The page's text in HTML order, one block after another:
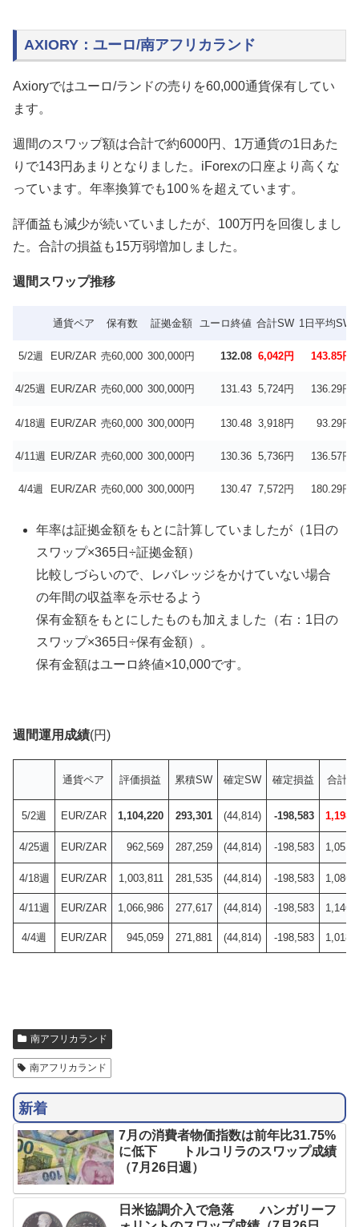
AXIORY：ユーロ/南アフリカランド
Axioryではユーロ/ランドの売りを60,000通貨保有してい
ます。
週間のスワップ額は合計で約6000円、1万通貨の1日あた
りで143円あまりとなりました。iForexの口座より高くな
っています。年率換算でも100％を超えています。
評価益も減少が続いていましたが、100万円を回復しまし
た。合計の損益も15万弱増加しました。
週間スワップ推移
通貨ペア 保有数 証拠金額 ユーロ終値 合計SW 1日平均SW
5/2週 EUR/ZAR 売60,000 300,000円 132.08 6,042円 143.85円
4/25週 EUR/ZAR 売60,000 300,000円 131.43 5,724円 136.29円
4/18週 EUR/ZAR 売60,000 300,000円 130.48 3,918円 93.29円
4/11週 EUR/ZAR 売60,000 300,000円 130.36 5,736円 136.57円
4/4週 EUR/ZAR 売60,000 300,000円 130.47 7,572円 180.29円
年率は証拠金額をもとに計算していましたが（1日の
スワップ×365日÷証拠金額）
比較しづらいので、レバレッジをかけていない場合
の年間の収益率を示せるよう
保有金額をもとにしたものも加えました（右：1日の
スワップ×365日÷保有金額）。
保有金額はユーロ終値×10,000です。
週間運用成績(円)
通貨ペア 評価損益 累積SW 確定SW 確定損益 合計
5/2週 EUR/ZAR 1,104,220 293,301 (44,814) -198,583
4/25週 EUR/ZAR 962,569 287,259 (44,814) -198,583
4/18週 EUR/ZAR 1,003,811 281,535 (44,814) -198,583
4/11週 EUR/ZAR 1,066,986 277,617 (44,814) -198,583
4/4週 EUR/ZAR 945,059 271,881 (44,814) -198,583
南アフリカランド
南アフリカランド
新着
7月の消費者物価指数は前年比31.75%
に低下 トルコリラのスワップ成績
（7月26日週）
日米協調介入で急落 ハンガリーフ